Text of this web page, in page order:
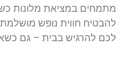
מתמחים במציאת מלונות
להבטיח חווית נופש
לכם להרגיש בבית – גם